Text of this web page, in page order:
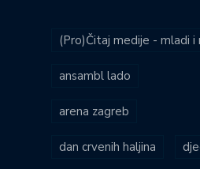
(Pro)Čitaj medije - mladi i
ansambl lado
arena zagreb
dan crvenih haljina